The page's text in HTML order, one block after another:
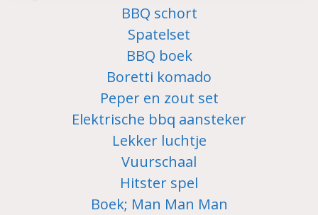
BBQ schort
Spatelset
BBQ boek
Boretti komado
Peper en zout set
Elektrische bbq aansteker
Lekker luchtje
Vuurschaal
Hitster spel
Boek; Man Man Man